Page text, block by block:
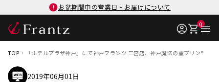
お盆期間中の営業日・お届けについて
0
TOP 「ホテルプラザ神戸」にて神戸フランツ 三宮店、神戸魔法の壷プリン®、
2019年06月01日